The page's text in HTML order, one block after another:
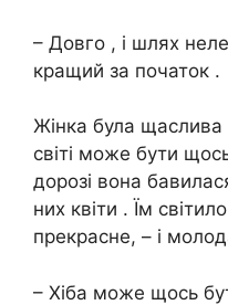
– Довго , і шлях
кращий за початок .
Жінка була щаслива
світі може бути
дорозі вона
них квіти . Їм
прекрасне, – і
– Хіба може щось